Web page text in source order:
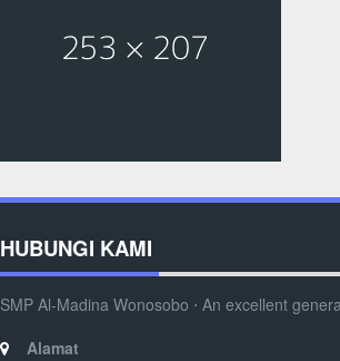
HUBUNGI KAMI
SMP Al-Madina Wonosobo ⋅ An excellent
Alamat